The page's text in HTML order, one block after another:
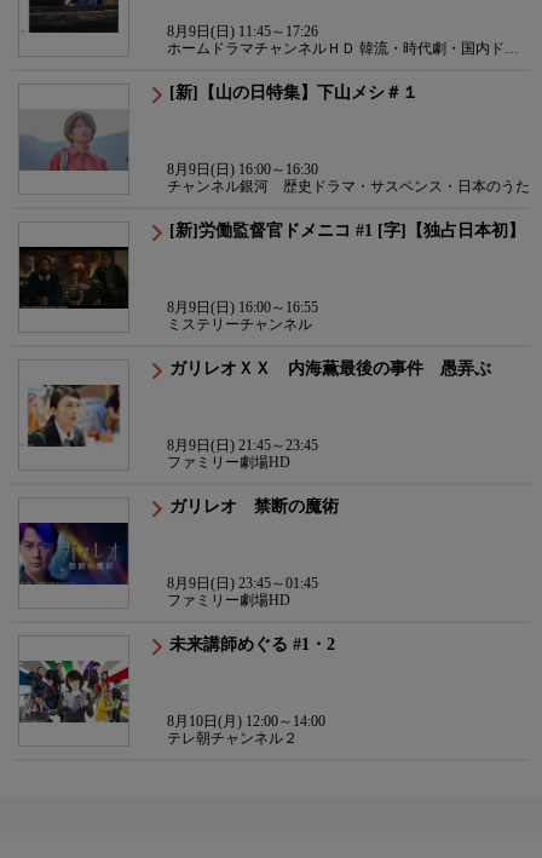
8月9日(日) 11:45～17:26
ホームドラマチャンネルＨＤ 韓流・時代劇・国内ドラ
[新]【山の日特集】下山メシ＃１
8月9日(日) 16:00～16:30
チャンネル銀河 歴史ドラマ・サスペンス・日本のうた
[新]労働監督官ドメニコ #1 [字]【独占日本初】
8月9日(日) 16:00～16:55
ミステリーチャンネル
ガリレオＸＸ 内海薫最後の事件 愚弄ぶ
8月9日(日) 21:45～23:45
ファミリー劇場HD
ガリレオ 禁断の魔術
8月9日(日) 23:45～01:45
ファミリー劇場HD
未来講師めぐる #1・2
8月10日(月) 12:00～14:00
テレ朝チャンネル２